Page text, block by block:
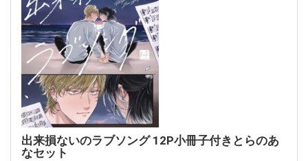
出来損ないのラブソング 12P小冊子付きとらのあ
なセット